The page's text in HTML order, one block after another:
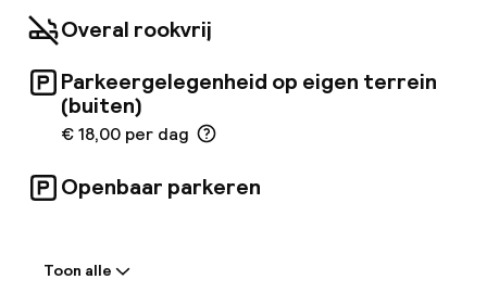
Overal rookvrij
Parkeergelegenheid op eigen terrein
(buiten)
€ 18,00 per dag
Openbaar parkeren
Toon alle